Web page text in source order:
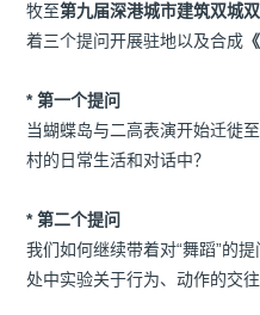
牧至第九届深港城市建筑双城
着三个提问开展驻地以及合成
* 第一个提问
当蝴蝶岛与二高表演开始迁徙
村的日常生活和对话中？
* 第二个提问
我们如何继续带着对“舞蹈”的
处中实验关于行为、动作的交往